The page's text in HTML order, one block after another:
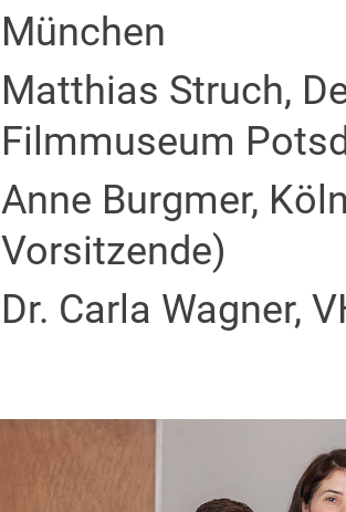
München
Matthias Struch,
Filmmuseum
Anne Burgmer,
Vorsitzende)
Dr. Carla Wagner,